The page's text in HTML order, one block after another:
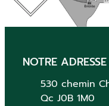
NOTRE ADRESSE
530 chemin
Qc J0B 1M0